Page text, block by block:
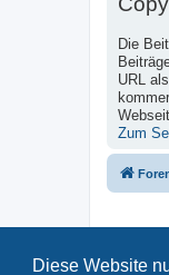
Diese Website
Die
URL
Zum